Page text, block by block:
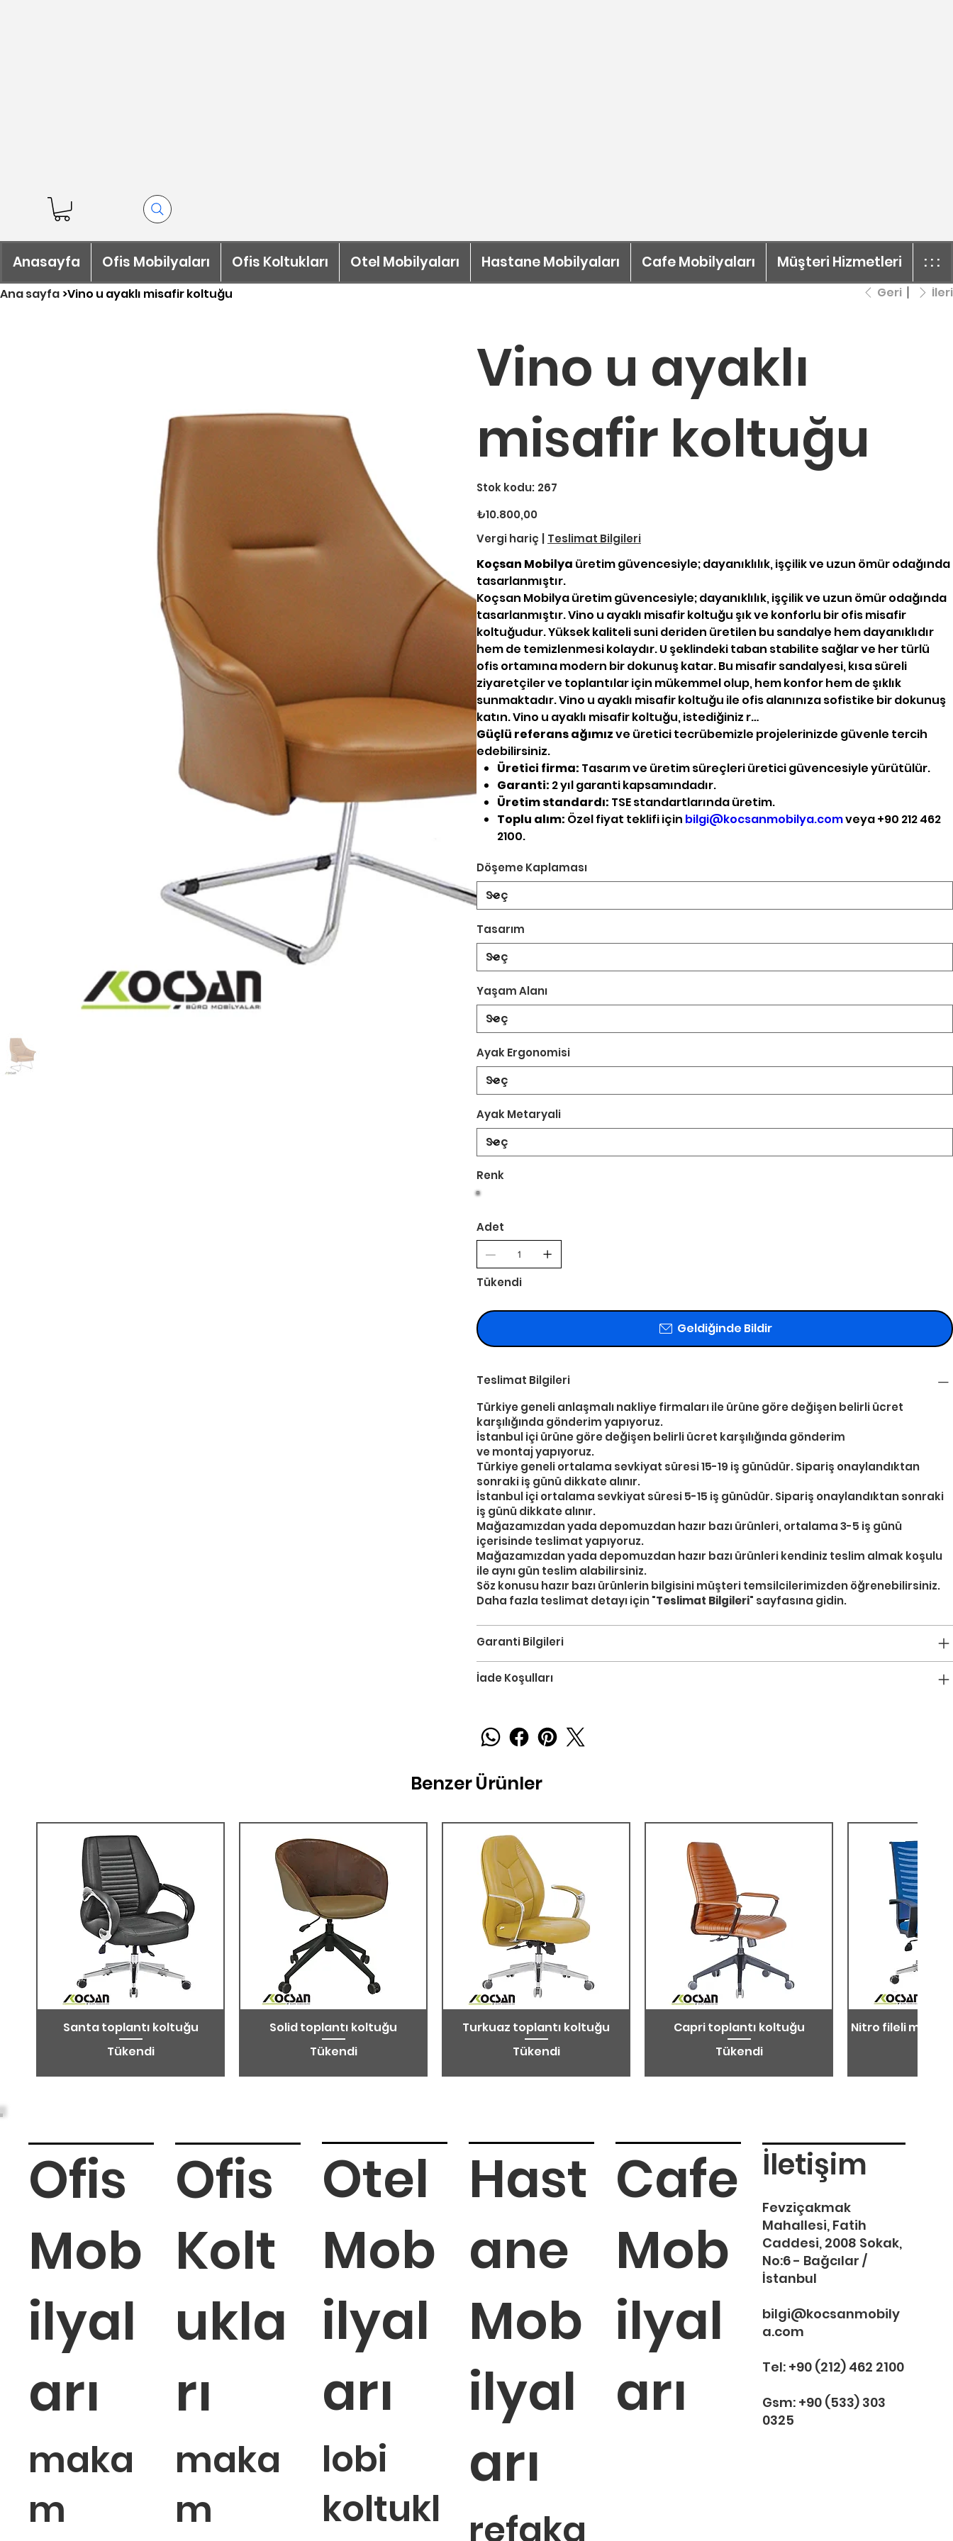
Anasayfa Ofis Mobilyaları Ofis Koltukları Otel Mobilyaları Hastane Mobilyaları Cafe Mobilyaları Müşteri Hizmetleri : : :
Ana sayfa>Vino u ayaklı misafir koltuğu Geri İleri
Vino u ayaklı
misafir koltuğu
Stok kodu: Stok
kodu:
267
Fiyat
₺10.800,00
Vergi hariç
Teslimat Bilgileri
Koçsan Mobilya üretim güvencesiyle; dayanıklılık, işçilik ve uzun ömür odağında
tasarlanmıştır.
Koçsan Mobilya üretim güvencesiyle; dayanıklılık, işçilik ve uzun ömür odağında
tasarlanmıştır. Vino u ayaklı misafir koltuğu şık ve konforlu bir ofis misafir
koltuğudur. Yüksek kaliteli suni deriden üretilen bu sandalye hem dayanıklıdır
hem de temizlenmesi kolaydır. U şeklindeki taban stabilite sağlar ve her türlü
ofis ortamına modern bir dokunuş katar. Bu misafir sandalyesi, kısa süreli
ziyaretçiler ve toplantılar için mükemmel olup, hem konfor hem de şıklık
sunmaktadır. Vino u ayaklı misafir koltuğu ile ofis alanınıza sofistike bir dokunuş
katın. Vino u ayaklı misafir koltuğu, istediğiniz r…
Güçlü referans ağımızve üretici tecrübemizle projelerinizde güvenle tercih
edebilirsiniz.
Üretici firma: Tasarım ve üretim süreçleri üretici güvencesiyle yürütülür.
Garanti: 2 yıl garanti kapsamındadır.
Üretim standardı: TSE standartlarında üretim.
Toplu alım: Özel fiyat teklifi için bilgi@kocsanmobilya.comveya +90 212 462
2100.
Döşeme Kaplaması
Tasarım
Yaşam Alanı
Ayak Ergonomisi
Ayak Metaryali
Renk
Adet
Tükendi
Geldiğinde Bildir
Teslimat Bilgileri
Türkiye geneli anlaşmalı nakliye firmaları ile ürüne göre değişen belirli ücret
karşılığında gönderim yapıyoruz.
İstanbul içi ürüne göre değişen belirli ücret karşılığında gönderim
ve montaj yapıyoruz.
Türkiye geneli ortalama sevkiyat süresi 15-19 iş günüdür. Sipariş onaylandıktan
sonraki iş günü dikkate alınır.
İstanbul içi ortalama sevkiyat süresi 5-15 iş günüdür. Sipariş onaylandıktan sonraki
iş günü dikkate alınır.
Mağazamızdan yada depomuzdan hazır bazı ürünleri, ortalama 3-5 iş günü
içerisinde teslimat yapıyoruz.
Mağazamızdan yada depomuzdan hazır bazı ürünleri kendiniz teslim almak koşulu
ile aynı gün teslim alabilirsiniz.
Söz konusu hazır bazı ürünlerin bilgisini müşteri temsilcilerimizden öğrenebilirsiniz.
Daha fazla teslimat detayı için "Teslimat Bilgileri" sayfasına gidin.
Garanti Bilgileri
İade Koşulları
Benzer Ürünler
Santa toplantı koltuğu
Tükendi
Solid toplantı koltuğu
Tükendi
Turkuaz toplantı koltuğu
Tükendi
Capri toplantı koltuğu
Tükendi
Nitro fileli metal
Tükendi
Tükendi
Tükendi
Arya toplantı koltuğu
Tükendi
Tükendi
Tükendi
Tükendi
inca toplantı koltuğu
Tükendi
Tükendi
Ofis
Mob
ilyal
arı
maka
m
Ofis
Kolt
ukla
rı
maka
m
Otel
Mob
ilyal
arı
lobi
koltukl
Hast
ane
Mob
ilyal
arı
refaka
Cafe
Mob
ilyal
arı
İletişim
Fevziçakmak
Mahallesi, Fatih
Caddesi, 2008 Sokak,
No:6 - Bağcılar /
İstanbul
bilgi@kocsanmobily
a.com
Tel: +90 (212) 462 2100
Gsm: +90 (533) 303
0325